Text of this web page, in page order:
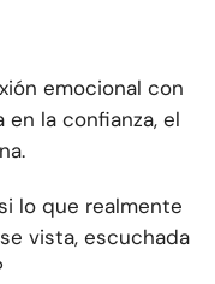
emocional con
la confianza, el
lo que realmente
vista, escuchada